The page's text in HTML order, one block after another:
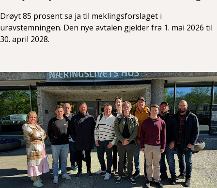
Drøyt 85 prosent sa ja til meklingsforslaget i
uravstemningen. Den nye avtalen gjelder fra 1. mai 2026 til
30. april 2028.